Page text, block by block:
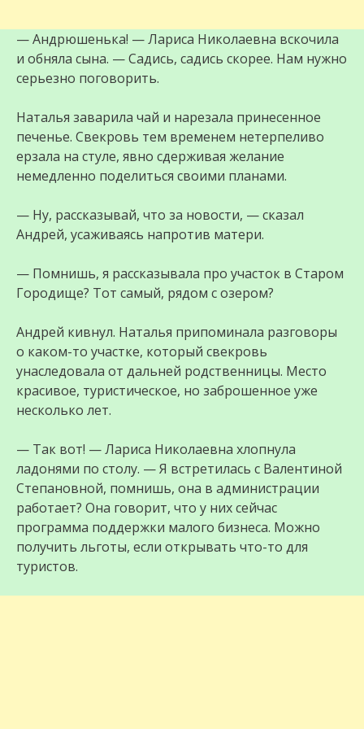
— Андрюшенька! — Лариса Николаевна вскочила
и обняла сына. — Садись, садись скорее. Нам нужно
серьезно поговорить.
Наталья заварила чай и нарезала принесенное
печенье. Свекровь тем временем нетерпеливо
ерзала на стуле, явно сдерживая желание
немедленно поделиться своими планами.
— Ну, рассказывай, что за новости, — сказал
Андрей, усаживаясь напротив матери.
— Помнишь, я рассказывала про участок в Старом
Городище? Тот самый, рядом с озером?
Андрей кивнул. Наталья припоминала разговоры
о каком-то участке, который свекровь
унаследовала от дальней родственницы. Место
красивое, туристическое, но заброшенное уже
несколько лет.
— Так вот! — Лариса Николаевна хлопнула
ладонями по столу. — Я встретилась с Валентиной
Степановной, помнишь, она в администрации
работает? Она говорит, что у них сейчас
программа поддержки малого бизнеса. Можно
получить льготы, если открывать что-то для
туристов.